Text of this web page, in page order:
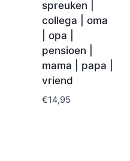
spreuken |
collega | oma
| opa |
pensioen |
mama | papa |
vriend
€14,95